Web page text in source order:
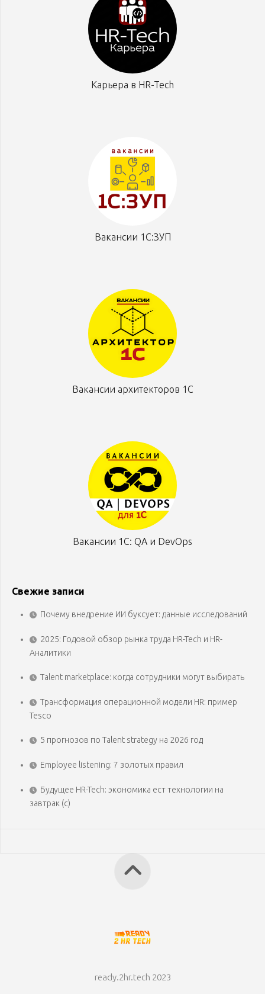
Карьера в HR-Tech
Вакансии 1С:ЗУП
Вакансии архитекторов 1С
Вакансии 1С: QA и DevOps
Свежие записи
Почему внедрение ИИ буксует: данные исследований
2025: Годовой обзор рынка труда HR-Tech и HR-
Аналитики
Talent marketplace: когда сотрудники могут выбирать
Трансформация операционной модели HR: пример
Tesco
5 прогнозов по Talent strategy на 2026 год
Employee listening: 7 золотых правил
Будущее HR-Tech: экономика ест технологии на
завтрак (с)
ready.2hr.tech 2023